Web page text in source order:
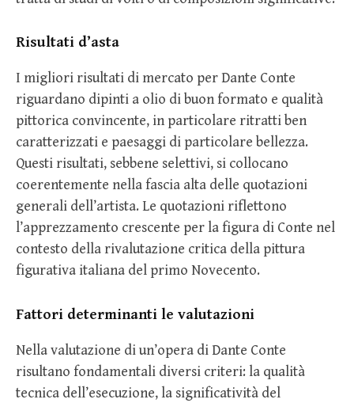
Risultati d’asta
I migliori risultati di mercato per Dante Conte
riguardano dipinti a olio di buon formato e qualità
pittorica convincente, in particolare ritratti ben
caratterizzati e paesaggi di particolare bellezza.
Questi risultati, sebbene selettivi, si collocano
coerentemente nella fascia alta delle quotazioni
generali dell’artista. Le quotazioni riflettono
l’apprezzamento crescente per la figura di Conte nel
contesto della rivalutazione critica della pittura
figurativa italiana del primo Novecento.
Fattori determinanti le valutazioni
Nella valutazione di un’opera di Dante Conte
risultano fondamentali diversi criteri: la qualità
tecnica dell’esecuzione, la significatività del